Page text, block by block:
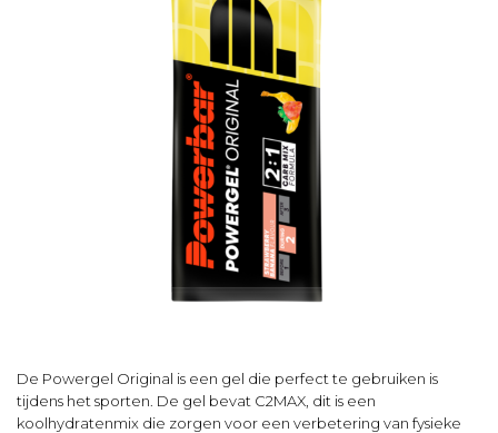
De Powergel Original is een gel die perfect te gebruiken is
tijdens het sporten. De gel bevat C2MAX, dit is een
koolhydratenmix die zorgen voor een verbetering van fysieke